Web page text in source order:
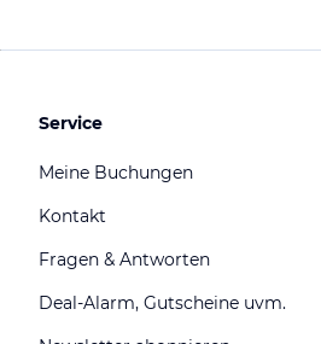
Service
Meine Buchungen
Kontakt
Fragen & Antworten
Deal-Alarm, Gutscheine uvm.